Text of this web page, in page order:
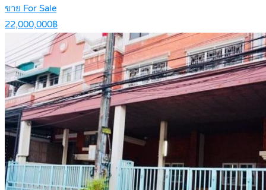
ขาย For Sale
22,000,000฿